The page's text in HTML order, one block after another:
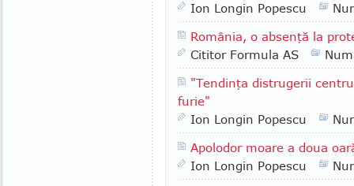
Ion Longin Popescu
România, o absenţă la
Cititor Formula AS
"Tendinţa distrugerii
furie"
Ion Longin Popescu
Apolodor moare a doua
Ion Longin Popescu